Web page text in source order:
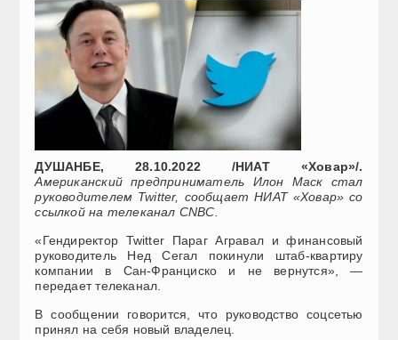
ДУШАНБЕ, 28.10.2022 /НИАТ «Ховар»/.
Американский предприниматель Илон Маск стал
руководителем Twitter, сообщает НИАТ «Ховар» со
ссылкой на телеканал СNBC.
«Гендиректор Twitter Параг Агравал и финансовый
руководитель Нед Сегал покинули штаб-квартиру
компании в Сан-Франциско и не вернутся», —
передает телеканал.
В сообщении говорится, что руководство соцсетью
принял на себя новый владелец.